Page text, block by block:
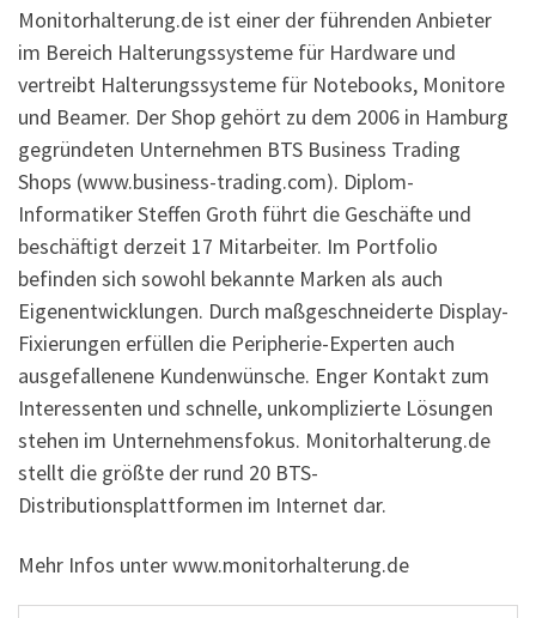
Monitorhalterung.de ist einer der führenden Anbieter
im Bereich Halterungssysteme für Hardware und
vertreibt Halterungssysteme für Notebooks, Monitore
und Beamer. Der Shop gehört zu dem 2006 in Hamburg
gegründeten Unternehmen BTS Business Trading
Shops (www.business-trading.com). Diplom-
Informatiker Steffen Groth führt die Geschäfte und
beschäftigt derzeit 17 Mitarbeiter. Im Portfolio
befinden sich sowohl bekannte Marken als auch
Eigenentwicklungen. Durch maßgeschneiderte Display-
Fixierungen erfüllen die Peripherie-Experten auch
ausgefallenene Kundenwünsche. Enger Kontakt zum
Interessenten und schnelle, unkomplizierte Lösungen
stehen im Unternehmensfokus. Monitorhalterung.de
stellt die größte der rund 20 BTS-
Distributionsplattformen im Internet dar.
Mehr Infos unter www.monitorhalterung.de